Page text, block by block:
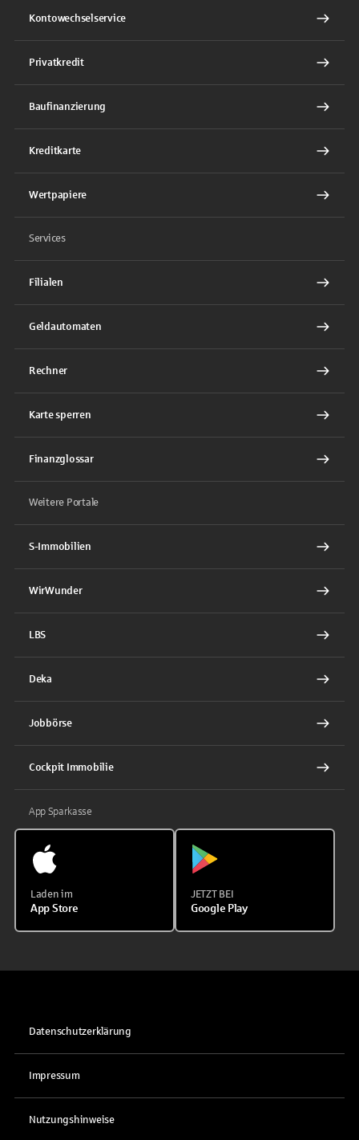
Kontowechselservice
Privatkredit
Baufinanzierung
Kreditkarte
Wertpapiere
Services
Filialen
Geldautomaten
Rechner
Karte sperren
Finanzglossar
Weitere Portale
S-Immobilien
WirWunder
LBS
Deka
Jobbörse
Cockpit Immobilie
App Sparkasse
Laden im
App Store
JETZT BEI
Google Play
Datenschutzerklärung
Impressum
Nutzungshinweise